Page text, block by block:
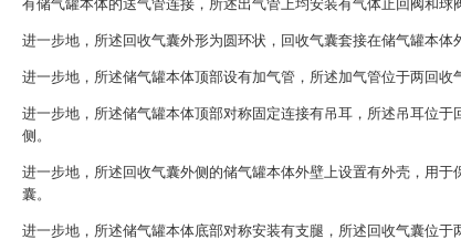
有储气罐本体的送气管连接，所述出气管上均安装有气体止回阀和球
进一步地，所述回收气囊外形为圆环状，回收气囊套接在储气罐本体
进一步地，所述储气罐本体顶部设有加气管，所述加气管位于两回收
进一步地，所述储气罐本体顶部对称固定连接有吊耳，所述吊耳位于
侧。
进一步地，所述回收气囊外侧的储气罐本体外壁上设置有外壳，用于
囊。
进一步地，所述储气罐本体底部对称安装有支腿，所述回收气囊位于